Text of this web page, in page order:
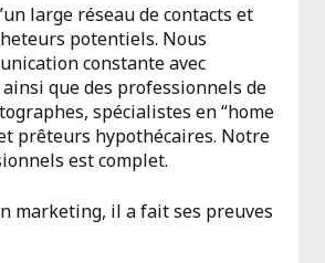
large réseau de contacts et
potentiels. Nous
constante avec
que des professionnels de
spécialistes en “home
prêteurs hypothécaires. Notre
est complet.
marketing, il a fait ses preuves